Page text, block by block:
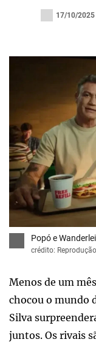
17/10/2025
Popó e
crédito:
Menos de um
chocou o mundo
Silva
juntos. Os rivais